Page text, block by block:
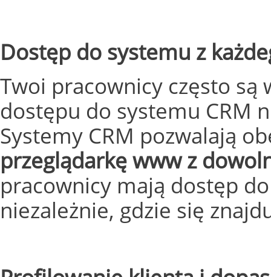
Dostęp do systemu z
Twoi pracownicy często są
dostępu do systemu CRM
Systemy CRM pozwalają
przeglądarkę www z
pracownicy mają dostęp
niezależnie, gdzie się